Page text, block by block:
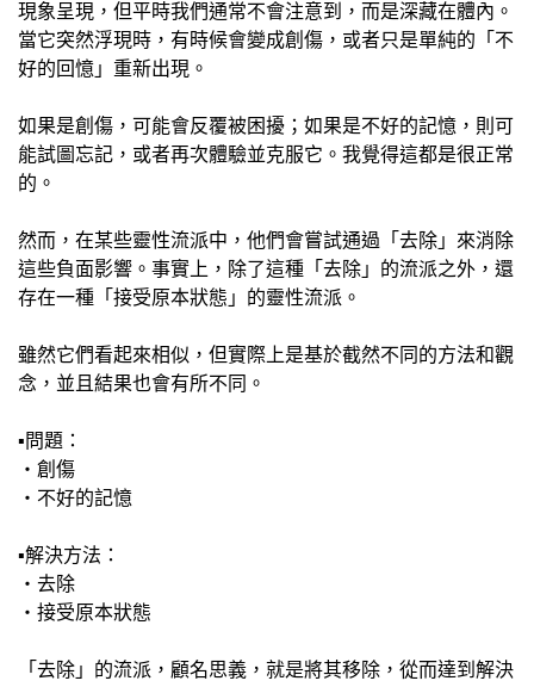
現象呈現，但平時我們通常不會注意到，而是深藏在體內。
當它突然浮現時，有時候會變成創傷，或者只是單純的「不
好的回憶」重新出現。
如果是創傷，可能會反覆被困擾；如果是不好的記憶，則可
能試圖忘記，或者再次體驗並克服它。我覺得這都是很正常
的。
然而，在某些靈性流派中，他們會嘗試通過「去除」來消除
這些負面影響。事實上，除了這種「去除」的流派之外，還
存在一種「接受原本狀態」的靈性流派。
雖然它們看起來相似，但實際上是基於截然不同的方法和觀
念，並且結果也會有所不同。
▪️問題：
・創傷
・不好的記憶
▪️解決方法：
・去除
・接受原本狀態
「去除」的流派，顧名思義，就是將其移除，從而達到解決